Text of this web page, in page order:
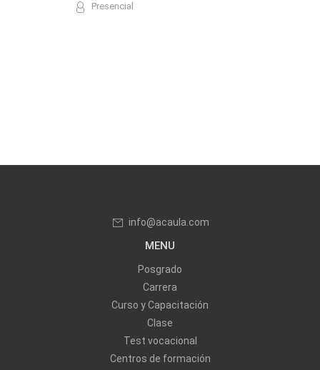
Presencial
info@acaula.com
MENU
Posgrado
Carrera
Curso y Capacitación
Clase
Test vocacional
Centros de formación